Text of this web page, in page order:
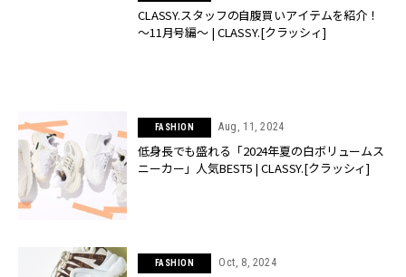
CLASSY.スタッフの自腹買いアイテムを紹介！
～11月号編～ | CLASSY.[クラッシィ]
FASHION Aug, 11, 2024
低身長でも盛れる「2024年夏の白ボリュームス
ニーカー」人気BEST5 | CLASSY.[クラッシィ]
FASHION Oct, 8, 2024